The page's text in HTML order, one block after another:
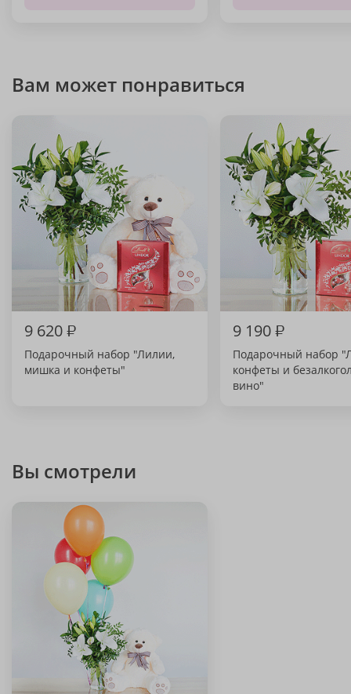
Вам может понравиться
9 620₽
Подарочный набор "Лилии,
мишка и конфеты"
9 190₽
Подарочный набор
конфеты и
вино"
Вы смотрели